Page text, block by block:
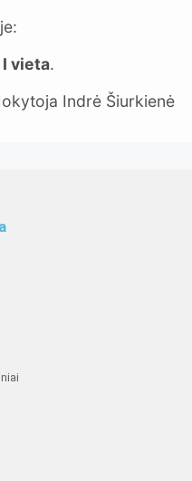
I vieta.
Indrė Šiurkienė